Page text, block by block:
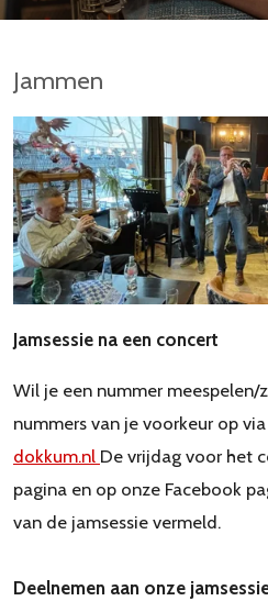
Jammen
Jamsessie na een concert
Wil je een nummer meespelen/
nummers van je voorkeur op
dokkum.nl De vrijdag voor het
pagina en op onze Facebook
van de jamsessie vermeld.
Deelnemen aan onze